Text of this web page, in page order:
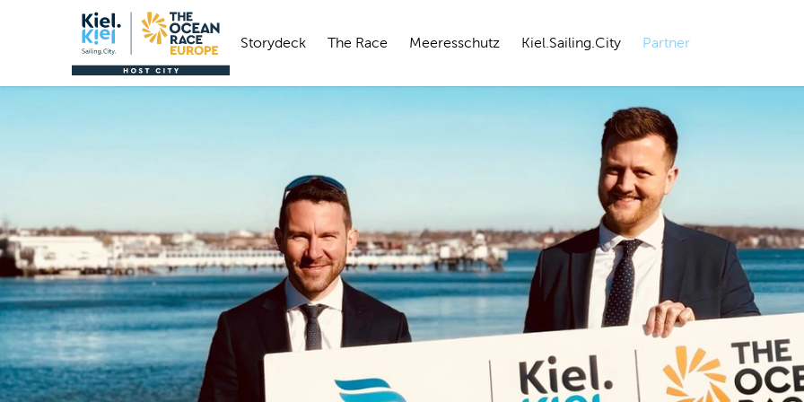
Storydeck The Race Meeresschutz Kiel.Sailing.City Partner